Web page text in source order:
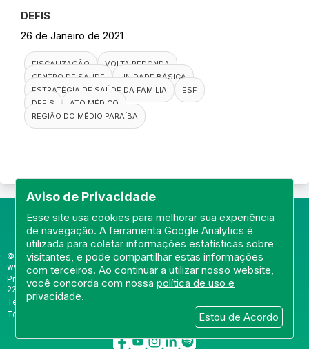
Aviso de Privacidade
Esse site usa cookies para melhorar sua experiência
de navegação. A ferramenta Google Analytics é
utilizada para coletar informações estatísticas sobre
visitantes, e pode compartilhar estas informações
com terceiros. Ao continuar a utilizar nosso website,
você concorda com nossapolítica de uso e
privacidade.
Estou de Acordo
DEFIS
26 de Janeiro de 2021
FISCALIZAÇÃO
VOLTA REDONDA
CENTRO DE SAÚDE
UNIDADE BÁSICA
ESTRATÉGIA DE SAÚDE DA FAMÍLIA
ESF
DEFIS
ATO MÉDICO
REGIÃO DO MÉDIO PARAÍBA
© Portal do Conselho Regional de Medicina do Rio de Janeiro -
www.cremerj.org.br
Praia de Botafogo (228), loja 119b - Botafogo - Rio de Janeiro/RJ - CEP:
22250-145
Tel: (21) 3184-7050 /
Todos os direitos reservados 2013-2026